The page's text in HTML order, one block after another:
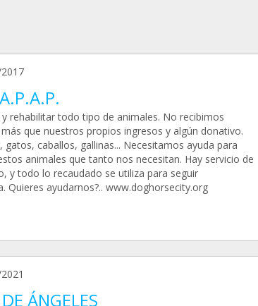
rehabilitar todo tipo de animales. No recibimos
que nuestros propios ingresos y algún donativo.
caballos, gallinas... Necesitamos ayuda para
animales que tanto nos necesitan. Hay servicio de
y todo lo recaudado se utiliza para seguir
Quieres ayudarnos?.. www.doghorsecity.org
ÁNGELES